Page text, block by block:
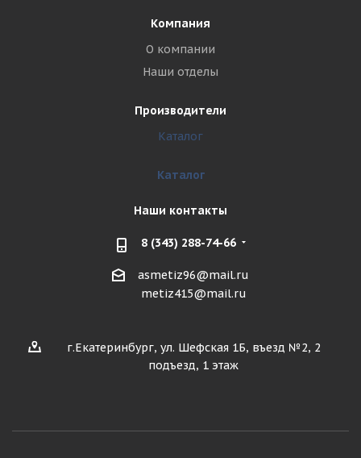
Компания
О компании
Наши отделы
Производители
Каталог
Каталог
Наши контакты
8 (343) 288-74-66
asmetiz96@mail.ru
metiz415@mail.ru
г.Екатеринбург, ул. Шефская 1Б, въезд №2, 2
подъезд, 1 этаж